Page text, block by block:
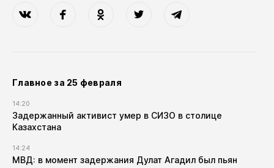
Главное за 25 февраля
14:20
Задержанный активист умер в СИЗО в столице
Казахстана
14:24
МВД: в момент задержания Дулат Агадил был пьян